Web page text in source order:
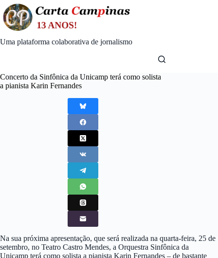
Skip
to
content
Uma plataforma colaborativa de jornalismo
Concerto da Sinfônica da Unicamp terá como solista
a pianista Karin Fernandes
Na sua próxima apresentação, que será realizada na quarta-feira, 25 de
setembro, no Teatro Castro Mendes, a Orquestra Sinfônica da
Unicamp terá como solista a pianista Karin Fernandes – de bastante